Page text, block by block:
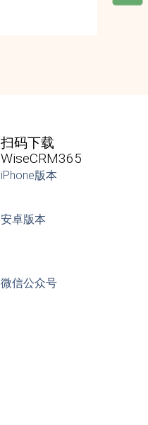
扫码下载
WiseCRM365
iPhone版本
安卓版本
微信公众号